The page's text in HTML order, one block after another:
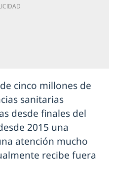
cinco millones de
sanitarias
desde finales del
2015 una
atención mucho
recibe fuera